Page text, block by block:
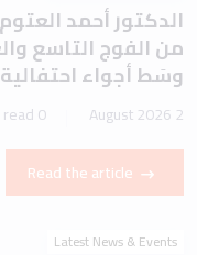
الدكتور أحمد
من الفوج التاسع
وسَط أجواء
2 August 2026
0 min read
Read the article
Latest News & Events